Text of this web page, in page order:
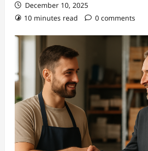
December 10, 2025
10 minutes read
0 comments